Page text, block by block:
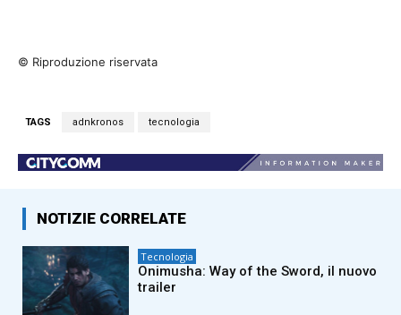
© Riproduzione riservata
TAGS adnkronos tecnologia
NOTIZIE CORRELATE
Tecnologia
Onimusha: Way of the Sword, il nuovo
trailer